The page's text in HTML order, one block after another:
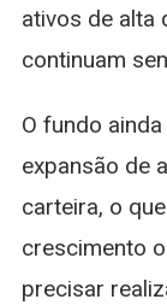
ativos de alta
continuam
O fundo
expansão de
carteira, o
crescimento
precisar